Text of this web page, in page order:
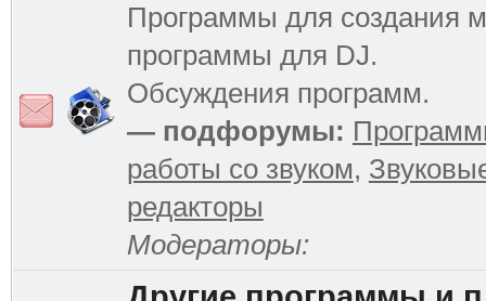
Программы для создания
программы для DJ.
Обсуждения программ.
— подфорумы:
работы со звуком,
редакторы
Модераторы: